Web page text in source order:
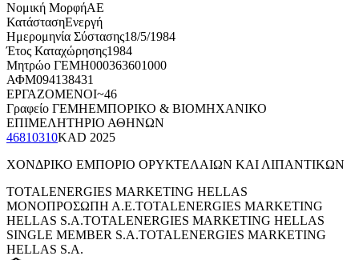
Νομική ΜορφήΑΕ
ΚατάστασηΕνεργή
Ημερομηνία Σύστασης18/5/1984
Έτος Καταχώρησης1984
Μητρώο ΓΕΜΗ000363601000
ΑΦΜ094138431
ΕΡΓΑΖΟΜΕΝΟΙ~46
Γραφείο ΓΕΜΗΕΜΠΟΡΙΚΟ & ΒΙΟΜΗΧΑΝΙΚΟ
ΕΠΙΜΕΛΗΤΗΡΙΟ ΑΘΗΝΩΝ
46810310KAD 2025
ΧΟΝΔΡΙΚΟ ΕΜΠΟΡΙΟ ΟΡΥΚΤΕΛΑΙΩΝ ΚΑΙ ΛΙΠΑΝΤΙΚΩΝ
TOTALENERGIES MARKETING HELLAS
ΜΟΝΟΠΡΟΣΩΠΗ Α.Ε.TOTALENERGIES MARKETING
HELLAS S.A.TOTALENERGIES MARKETING HELLAS
SINGLE MEMBER S.A.TOTALENERGIES MARKETING
HELLAS S.A.